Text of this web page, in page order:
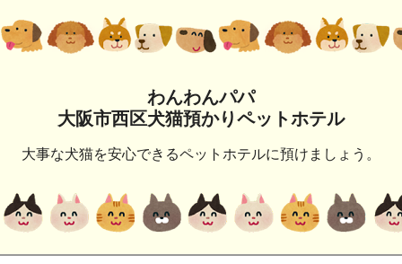
わんわんパパ
大阪市西区犬猫預かりペットホテル
大事な犬猫を安心できるペットホテルに預けましょう。